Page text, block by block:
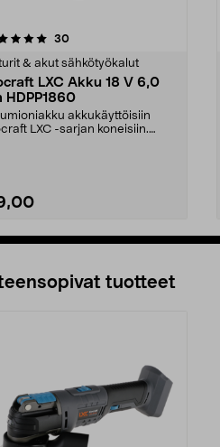
30arvostelut
& akut sähkötyökalut
LXC Akku 18 V 6,0
HDPP1860
akkukäyttöisiin
LXC -sarjan koneisiin.
4.5viidestä
tuotteet